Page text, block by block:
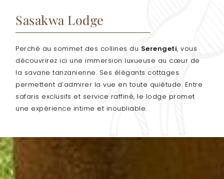
Sasakwa Lodge
Perché au sommet des collines du Serengeti, vous
découvrirez ici une immersion luxueuse au cœur de
la savane tanzanienne. Ses élégants cottages
permettent d’admirer la vue en toute quiétude. Entre
safaris exclusifs et service raffiné, le lodge promet
une expérience intime et inoubliable.